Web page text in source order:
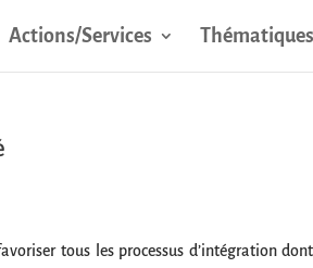
Actions/Services Thématiques
tous les processus d’intégration